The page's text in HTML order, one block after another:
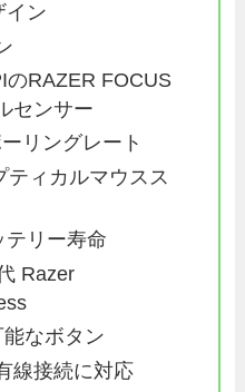
イン
のRAZER FOCUS
センサー
リングレート
ィカルマウスス
テリー寿命
Razer
なボタン
線接続に対応